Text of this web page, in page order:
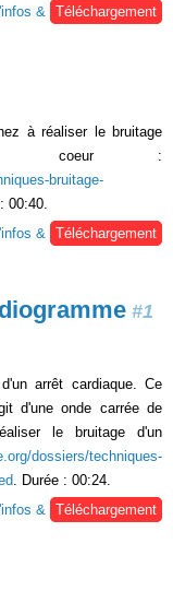
&
Téléchargement
à réaliser le bruitage
coeur :
bruitage-
00:40.
&
Téléchargement
#1
arrêt cardiaque. Ce
d'une onde carrée de
le bruitage d'un
dossiers/techniques-
. Durée : 00:24.
&
Téléchargement